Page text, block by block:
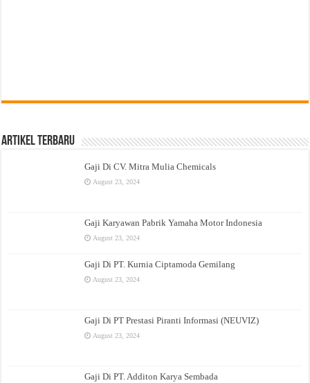
Artikel Terbaru
Gaji Di CV. Mitra Mulia Chemicals
August 23, 2024
Gaji Karyawan Pabrik Yamaha Motor Indonesia
August 23, 2024
Gaji Di PT. Kurnia Ciptamoda Gemilang
August 23, 2024
Gaji Di PT Prestasi Piranti Informasi (NEUVIZ)
August 23, 2024
Gaji Di PT. Additon Karya Sembada